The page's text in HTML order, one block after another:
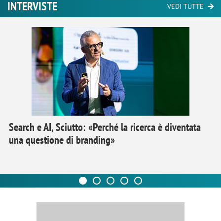
INTERVISTE VEDI TUTTE
Search e AI, Sciutto: «Perché la ricerca è diventata
una questione di branding»